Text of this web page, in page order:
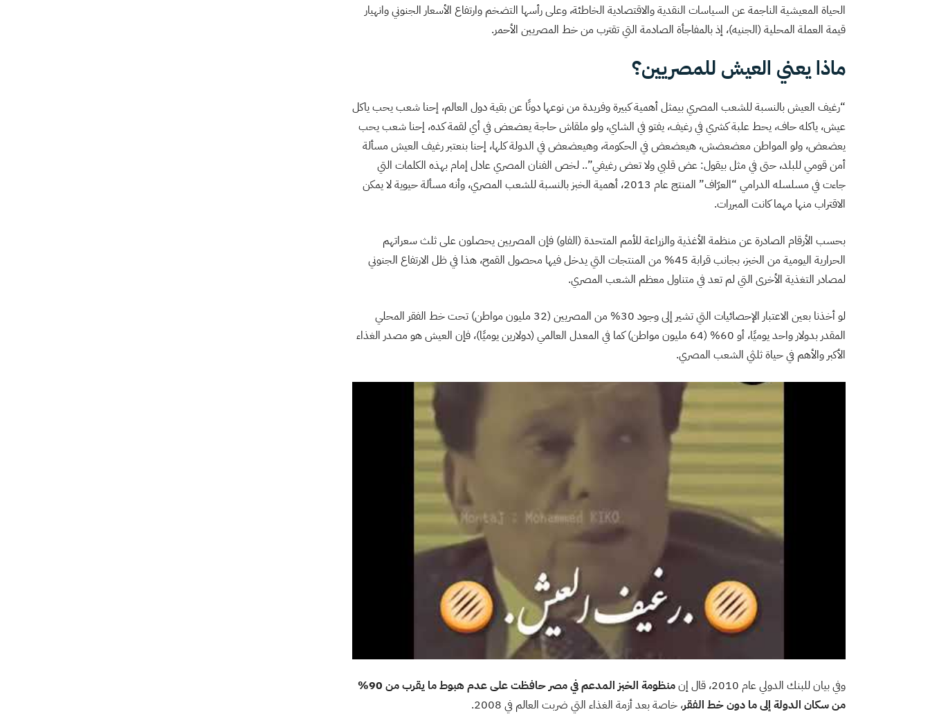
الحياة المعيشية الناجمة عن السياسات النقدية والاقتصادية الخاطئة، وعلى رأسها التضخم وارتفاع الأسعار الجنوني وانهيار
قيمة العملة المحلية (الجنيه)، إذ بالمفاجأة الصادمة التي تقترب من خط المصريين الأحمر.
ماذا يعني العيش للمصريين؟
“رغيف العيش بالنسبة للشعب المصري بيمثل أهمية كبيرة وفريدة من نوعها دونًا عن بقية دول العالم، إحنا شعب يحب ياكل
عيش، ياكله حاف، يحط علبة كشري في رغيف، يفتو في الشاي، ولو ملقاش حاجة يعضعض في أي لقمة كده، إحنا شعب يحب
يعضعض، ولو المواطن معضعضش، هيعضعض في الحكومة، وهيعضعض في الدولة كلها، إحنا بنعتبر رغيف العيش مسألة
أمن قومي للبلد، حتى في مثل بيقول: عض قلبي ولا تعض رغيفي”.. لخص الفنان المصري عادل إمام بهذه الكلمات التي
جاءت في مسلسله الدرامي “العرّاف” المنتج عام 2013، أهمية الخبز بالنسبة للشعب المصري، وأنه مسألة حيوية لا يمكن
الاقتراب منها مهما كانت المبررات.
بحسب الأرقام الصادرة عن منظمة الأغذية والزراعة للأمم المتحدة (الفاو) فإن المصريين يحصلون على ثلث سعراتهم
الحرارية اليومية من الخبز، بجانب قرابة 45% من المنتجات التي يدخل فيها محصول القمح، هذا في ظل الارتفاع الجنوني
لمصادر التغذية الأخرى التي لم تعد في متناول معظم الشعب المصري.
لو أخذنا بعين الاعتبار الإحصائيات التي تشير إلى وجود 30% من المصريين (32 مليون مواطن) تحت خط الفقر المحلي
المقدر بدولار واحد يوميًا، أو 60% (64 مليون مواطن) كما في المعدل العالمي (دولارين يوميًا)، فإن العيش هو مصدر الغذاء
الأكبر والأهم في حياة ثلثي الشعب المصري.
وفي بيان للبنك الدولي عام 2010، قال إن
منظومة الخبز المدعم في مصر حافظت على عدم هبوط ما يقرب من 90%
من سكان الدولة إلى ما دون خط الفقر، خاصة بعد أزمة الغذاء التي ضربت العالم في 2008.